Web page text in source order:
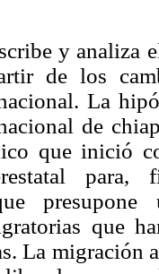
y analiza
de los
La
de
que inició
presupone
que
La migración